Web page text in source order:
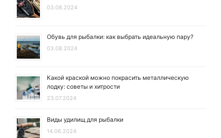
03.08.2024
Обувь для рыбалки: как выбрать идеальную пару?
03.08.2024
Какой краской можно покрасить металлическую
лодку: советы и хитрости
23.07.2024
Виды удилищ для рыбалки
14.06.2024